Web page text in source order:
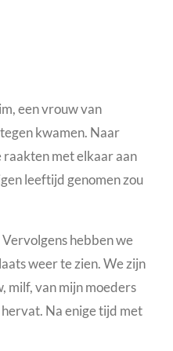
een vrouw van
kwamen. Naar
raakten met elkaar aan
leeftijd genomen zou
hebbenwe
weer te zien. We zijn
milf, van mijn moeders
Na enige tijd met